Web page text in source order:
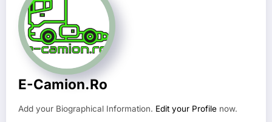
E-Camion.ro
Add your Biographical Information. Edit your Profile now.